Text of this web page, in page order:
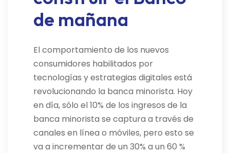
de mañana
El comportamiento de los nuevos
consumidores habilitados por
tecnologías y estrategias digitales está
revolucionando la banca minorista. Hoy
en día, sólo el 10% de los ingresos de la
banca minorista se captura a través de
canales en línea o móviles, pero esto se
va a incrementar de un 30% a un 60 %